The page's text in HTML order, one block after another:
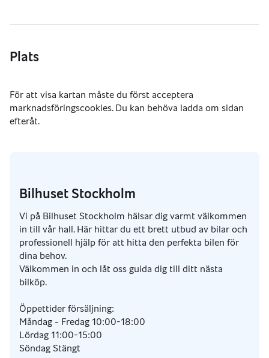
Plats
Bilhuset Stockholm
Vi på Bilhuset Stockholm hälsar dig varmt välkommen
in till vår hall. Här hittar du ett brett utbud av bilar och
professionell hjälp för att hitta den perfekta bilen för
dina behov.
Välkommen in och låt oss guida dig till ditt nästa
bilköp.
Öppettider försäljning:
Måndag - Fredag 10:00-18:00
Lördag 11:00-15:00
Söndag Stängt